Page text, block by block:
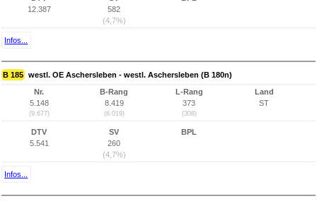
12.387
582
(4,7%)
Infos...
B 185 westl. OE Aschersleben - westl. Aschersleben (B 180n)
Nr.
5.148
(9.677)
B-Rang
8.419
(6.019)
L-Rang
373
(308)
Land
ST
DTV
5.541
SV
260
(4,7%)
BPL
Infos...